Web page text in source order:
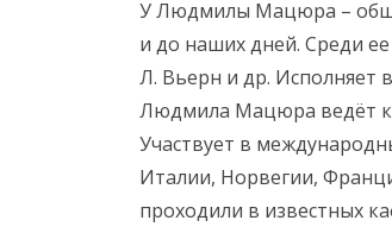
У Людмилы Мацюра –
и до наших дней. Среди
Л. Вьерн и др. Исполняет
Людмила Мацюра ведёт
Участвует в
Италии, Норвегии,
проходили в известных